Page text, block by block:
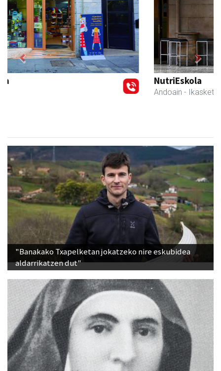
NutriEskola
Previous Next
"Banakako Txapelketan jokatzeko nire eskubidea
aldarrikatzen dut"